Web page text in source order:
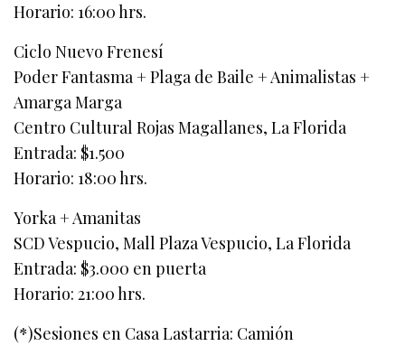
Horario: 16:00 hrs.
Ciclo Nuevo Frenesí
Poder Fantasma + Plaga de Baile + Animalistas +
Amarga Marga
Centro Cultural Rojas Magallanes, La Florida
Entrada: $1.500
Horario: 18:00 hrs.
Yorka + Amanitas
SCD Vespucio, Mall Plaza Vespucio, La Florida
Entrada: $3.000 en puerta
Horario: 21:00 hrs.
(*)Sesiones en Casa Lastarria: Camión